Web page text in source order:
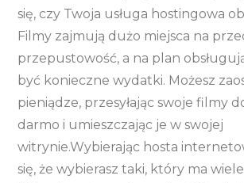
się, czy Twoja usługa hostingowa
Filmy zajmują dużo miejsca na
przepustowość, a na plan
być konieczne wydatki. Możesz
pieniądze, przesyłając swoje filmy
darmo i umieszczając je w swojej
witrynie.Wybierając hosta
się, że wybierasz taki, który ma